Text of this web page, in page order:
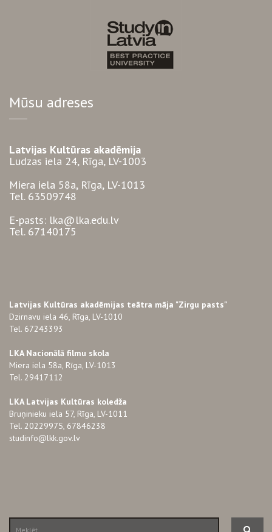
Mūsu adreses
Latvijas Kultūras akadēmija
Ludzas iela 24, Rīga, LV-1003
Miera iela 58a, Rīga, LV-1013
Tel. 63509748
E-pasts: lka@lka.edu.lv
Tel. 67140175
Latvijas Kultūras akadēmijas teātra māja "Zirgu pasts"
Dzirnavu iela 46, Rīga, LV-1010
Tel. 67243393
LKA Nacionālā filmu skola
Miera iela 58a, Rīga, LV-1013
Tel. 29417112
LKA Latvijas Kultūras koledža
Bruņinieku iela 57, Rīga, LV-1011
Tel. 20229975, 67846238
studinfo@lkk.gov.lv